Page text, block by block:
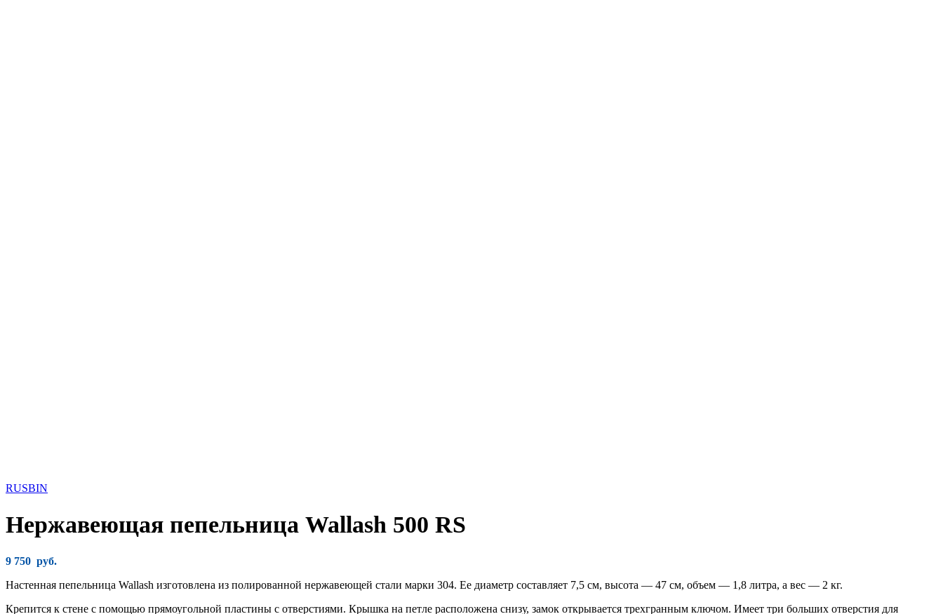
RUSBIN
Нержавеющая пепельница Wallash 500 RS
9 750 руб.
Настенная пепельница Wallash изготовлена из полированной нержавеющей стали марки 304. Ее диаметр составляет 7,5 см, высота — 47 см, объем — 1,8 литра, а вес — 2 кг.
Крепится к стене с помощью прямоугольной пластины с отверстиями. Крышка на петле расположена снизу, замок открывается трехгранным ключом. Имеет три больших отверстия для